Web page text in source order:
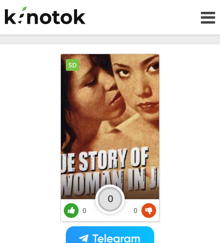
SD
0
0
0